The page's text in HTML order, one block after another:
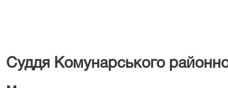
Суддя Комунарського